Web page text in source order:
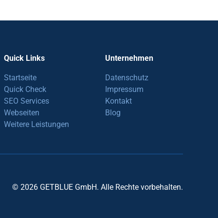
Quick Links
Startseite
Quick Check
SEO Services
Webseiten
Weitere Leistungen
Unternehmen
Datenschutz
Impressum
Kontakt
Blog
© 2026 GETBLUE GmbH. Alle Rechte vorbehalten.